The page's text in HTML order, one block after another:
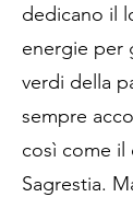
dedicano il
energie per
verdi della
sempre
così come il
Sagrestia.